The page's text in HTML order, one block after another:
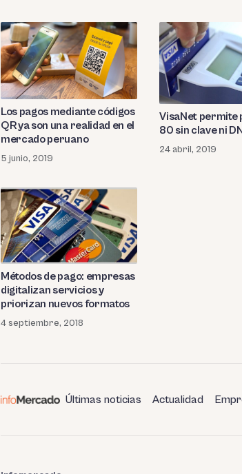
Los pagos mediante códigos
QR ya son una realidad en el
mercado peruano
5 junio, 2019
VisaNet permite
80 sin clave ni
24 abril, 2019
Métodos de pago: empresas
digitalizan servicios y
priorizan nuevos formatos
4 septiembre, 2018
Últimas noticias Actualidad